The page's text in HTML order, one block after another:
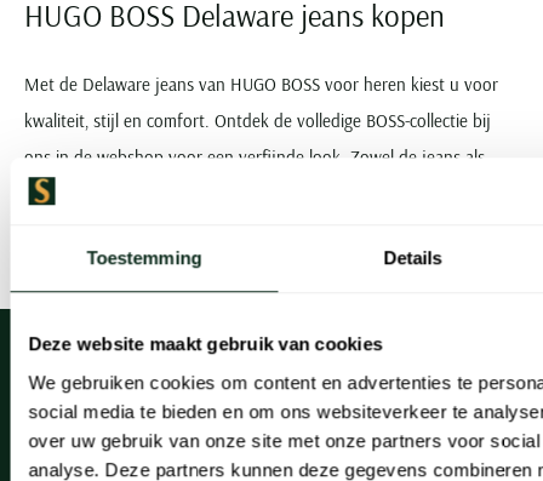
Toestemming Details
Deze website maakt gebruik van cookies
We gebruiken cookies om content en advertenties te
social media te bieden en om ons websiteverkeer te
over uw gebruik van onze site met onze partners voor
analyse. Deze partners kunnen deze gegevens combineren
HUGO BOSS Delaware jeans kopen
Met de Delaware jeans van HUGO BOSS voor heren kiest u voor
kwaliteit, stijl en comfort. Ontdek de volledige BOSS-collectie bij
ons in de webshop voor een verfijnde look. Zowel de jeans als
andere items zijn gemaakt van de mooiste materialen. Bestel
Klantenservice